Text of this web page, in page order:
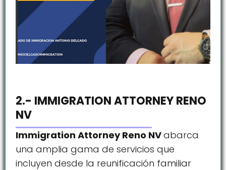
2.- IMMIGRATION ATTORNEY RENO
NV
Immigration Attorney Reno NVabarca
una amplia gama de servicios que
incluyen desde la reunificación familiar